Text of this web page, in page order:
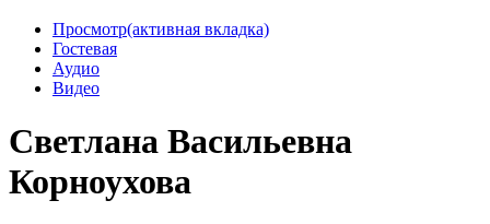
Просмотр(активная вкладка)
Гостевая
Аудио
Видео
Светлана Васильевна
Корноухова